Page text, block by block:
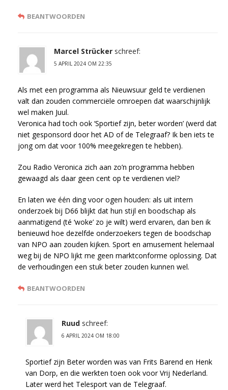
BEANTWOORDEN
Marcel Strücker schreef:
5 APRIL 2024 OM 22:35
Als met een programma als Nieuwsuur geld te verdienen
valt dan zouden commerciële omroepen dat waarschijnlijk
wel maken Juul.
Veronica had toch ook ‘Sportief zijn, beter worden’ (werd dat
niet gesponsord door het AD of de Telegraaf? Ik ben iets te
jong om dat voor 100% meegekregen te hebben).
Zou Radio Veronica zich aan zo’n programma hebben
gewaagd als daar geen cent op te verdienen viel?
En laten we één ding voor ogen houden: als uit intern
onderzoek bij D66 blijkt dat hun stijl en boodschap als
aanmatigend (té ‘woke’ zo je wilt) werd ervaren, dan ben ik
benieuwd hoe dezelfde onderzoekers tegen de boodschap
van NPO aan zouden kijken. Sport en amusement helemaal
weg bij de NPO lijkt me geen marktconforme oplossing. Dat
de verhoudingen een stuk beter zouden kunnen wel.
BEANTWOORDEN
Ruud schreef:
6 APRIL 2024 OM 18:00
Sportief zijn Beter worden was van Frits Barend en Henk
van Dorp, en die werkten toen ook voor Vrij Nederland.
Later werd het Telesport van de Telegraaf.